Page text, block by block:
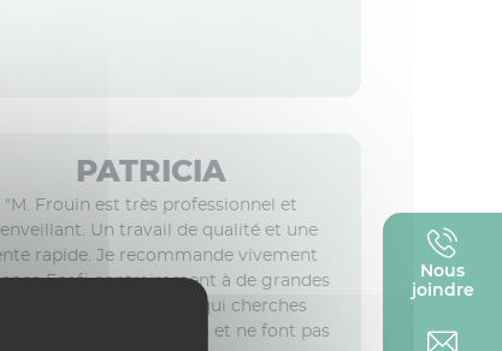
PATRICIA
"M. Frouin est très professionnel et
Un travail de qualité et une
rapide. Je recommande vivement
Ecofi contrairement à de grandes
enseignes immobilières qui cherches
des exclusivités et ne font pas
Nous
joindre